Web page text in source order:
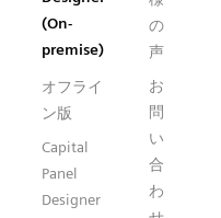
(On-
premise)
オフライ
ン版
Capital
Panel
Designer
の
声
お
問
い
合
わ